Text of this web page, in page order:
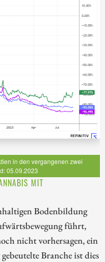
in den vergangenen zwei
05.09.2023
MIT
Bodenbildung
führt,
nicht vorhersagen, ein
Branche ist dies